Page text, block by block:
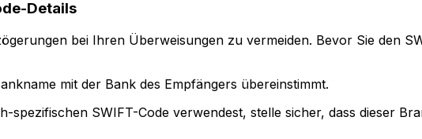
Details
bei Ihren Überweisungen zu vermeiden. Bevor Sie den
mit der Bank des Empfängers übereinstimmt.
spezifischen SWIFT-Code verwendest, stelle sicher, dass dieser